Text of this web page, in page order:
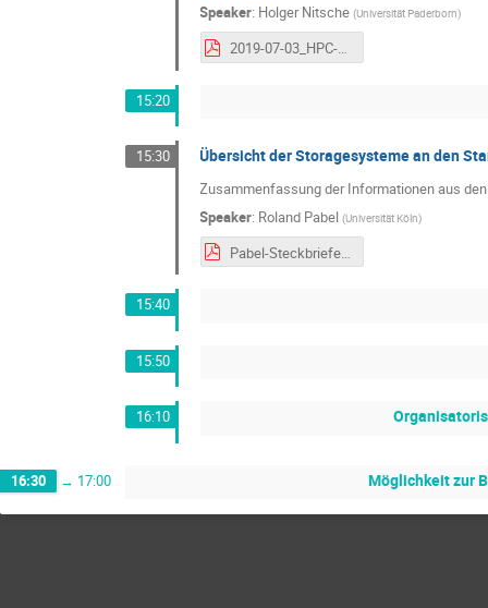
Speaker: Holger Nitsche (Universität Paderborn)
2019-07-03_HPC-Admintag_Singularity_PC2.pdf
15:20
15:30 Übersicht der Storagesysteme an den
Zusammenfassung der Informationen aus
Speaker: Roland Pabel (Universität Köln)
Pabel-Steckbriefe-19-07-03.pdf
15:40
15:50
16:10
16:30 → 17:00 Möglichkeit zur